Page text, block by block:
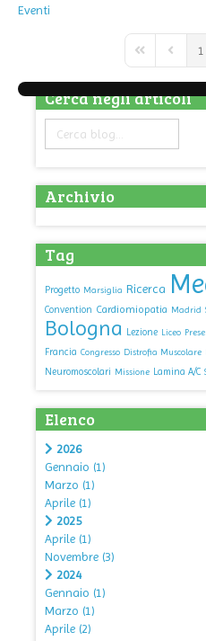
Eventi
First Page
1
Cerca negli articoli
Archivio
Tag
Progetto Marsiglia Ricerca
Convention Cardiomiopatia Madrid
Bologna Lezione Liceo
Francia Congresso Distrofia Muscolare
Neuromoscolari Missione Lamina A/C
Elenco
2026
Gennaio (1)
Marzo (1)
Aprile (1)
2025
Aprile (1)
Novembre (3)
2024
Gennaio (1)
Marzo (1)
Aprile (2)